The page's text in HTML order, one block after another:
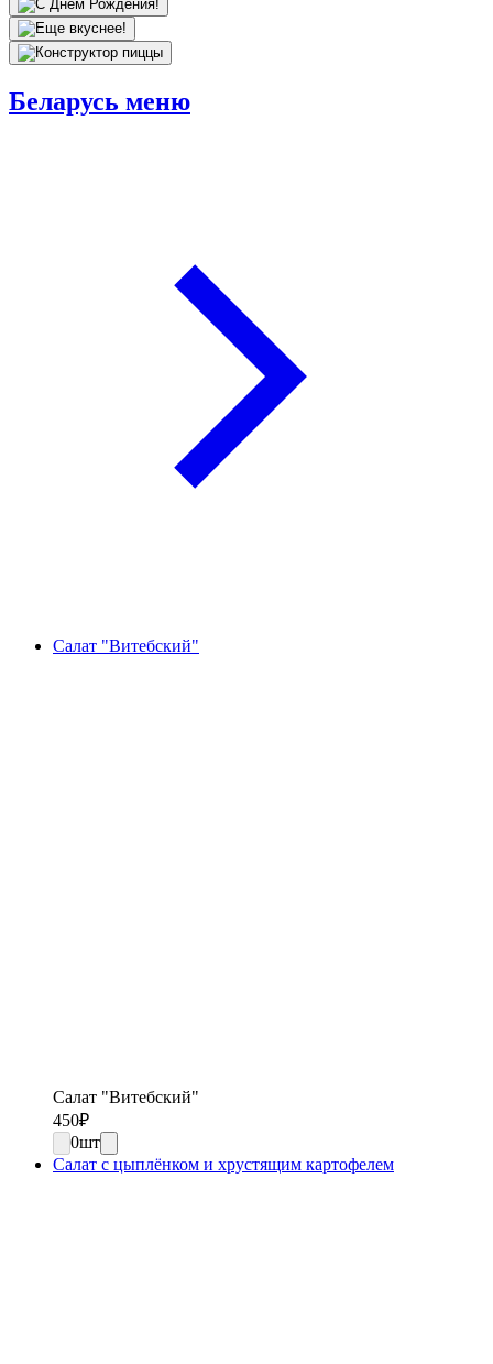
Беларусь меню
Салат "Витебский"
Салат "Витебский"
450₽
0шт
Салат с цыплёнком и хрустящим картофелем